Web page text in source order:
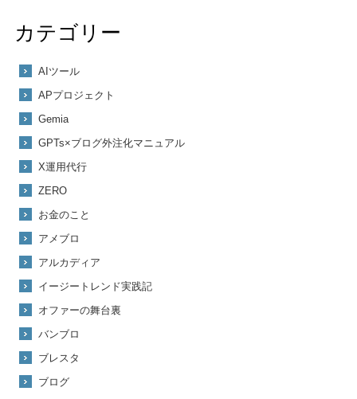
カテゴリー
AIツール
APプロジェクト
Gemia
GPTs×ブログ外注化マニュアル
X運用代行
ZERO
お金のこと
アメブロ
アルカディア
イージートレンド実践記
オファーの舞台裏
バンブロ
ブレスタ
ブログ